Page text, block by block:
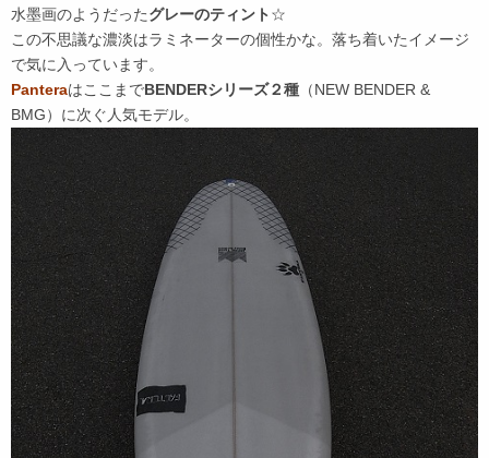
水墨画のようだったグレーのティント☆
この不思議な濃淡はラミネーターの個性かな。落ち着いたイメージ
で気に入っています。
PanteraはここまでBENDERシリーズ２種 （NEW BENDER &
BMG）に次ぐ人気モデル。